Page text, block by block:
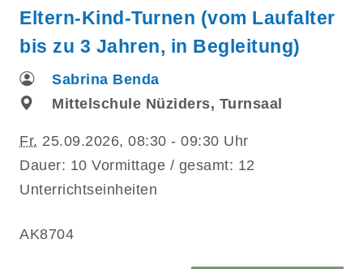
Eltern-Kind-Turnen (vom Laufalter
bis zu 3 Jahren, in Begleitung)
Sabrina Benda
Mittelschule Nüziders, Turnsaal
Fr. 25.09.2026, 08:30 - 09:30 Uhr
Dauer: 10 Vormittage / gesamt: 12
Unterrichtseinheiten
AK8704